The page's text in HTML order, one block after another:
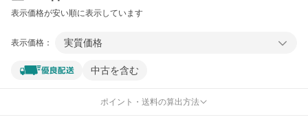
表示価格が安い順に表示しています
表示価格： 実質価格
中古を含む
ポイント・送料の算出方法